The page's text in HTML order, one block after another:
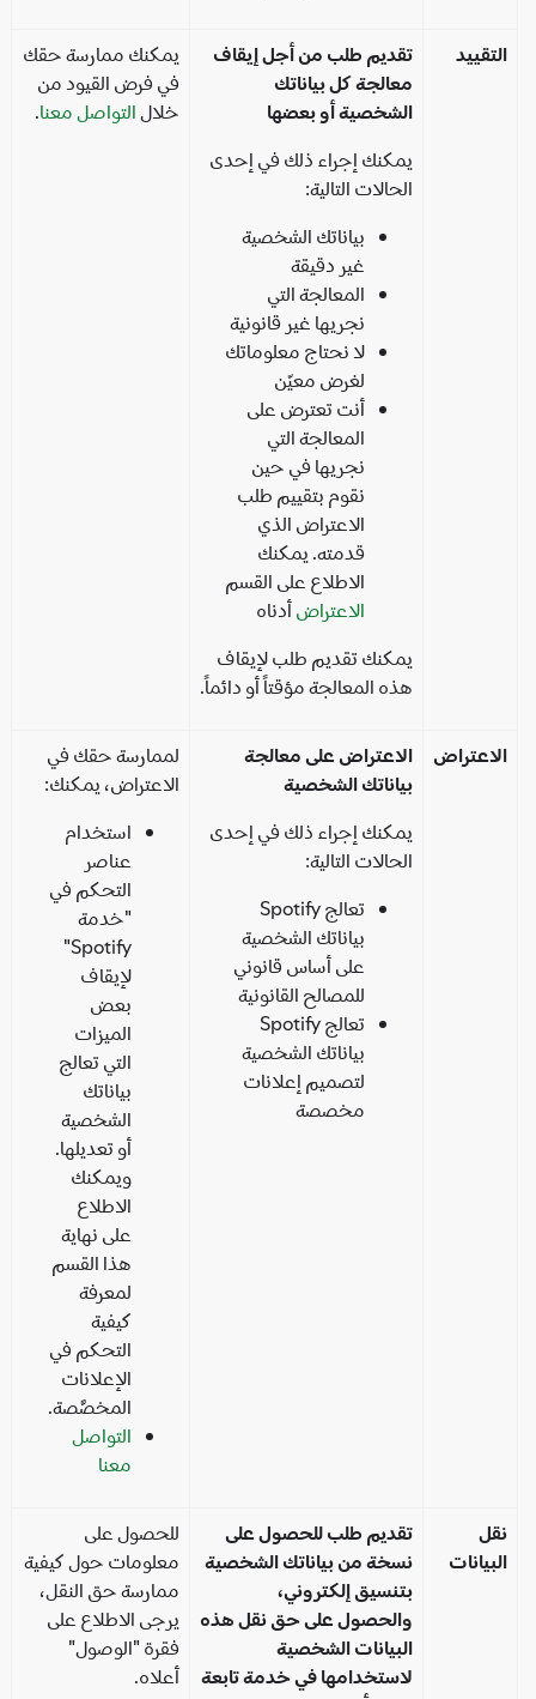
تقديم طلب من أجل إيقاف
معالجة كل بياناتك
الشخصية أو بعضها
يمكنك إجراء ذلك في إحدى
الحالات التالية:
بياناتك الشخصية
غير دقيقة
المعالجة التي
نجريها غير قانونية
لا نحتاج معلوماتك
لغرض معيّن
أنت تعترض على
المعالجة التي
نجريها في حين
نقوم بتقييم طلب
الاعتراض الذي
قدمته. يمكنك
الاطلاع على القسم
الاعتراضأدناه
يمكنك تقديم طلب لإيقاف
هذه المعالجة مؤقتاً أو دائماً.
يمكنك ممارسة حقك
في فرض القيود من
خلالالتواصل معنا.
الاعتراض على معالجة
بياناتك الشخصية
يمكنك إجراء ذلك في إحدى
الحالات التالية:
تعالج Spotify
بياناتك الشخصية
على أساس قانوني
للمصالح القانونية
تعالج Spotify
بياناتك الشخصية
لتصميم إعلانات
مخصصة
لممارسة حقك في
الاعتراض، يمكنك:
استخدام
عناصر
التحكم في
"خدمة
Spotify"
لإيقاف
بعض
الميزات
التي تعالج
بياناتك
الشخصية
أو تعديلها.
ويمكنك
الاطلاع
على نهاية
هذا القسم
لمعرفة
كيفية
التحكم في
الإعلانات
المخصَّصة.
التواصل
تقديم طلب للحصول على
نسخة من بياناتك الشخصية
بتنسيق إلكتروني،
والحصول على حق نقل هذه
البيانات الشخصية
لاستخدامها في خدمة تابعة
للحصول على
معلومات حول كيفية
ممارسة حق النقل،
يرجى الاطلاع على
فقرة "الوصول"
أعلاه.